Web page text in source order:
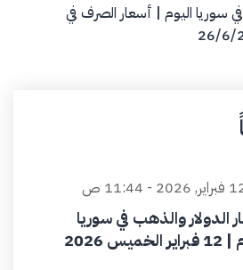
سوريا اليوم | أسعار الصرف في
2026 - 11:44 ص
الدولار والذهب في سوريا
2026